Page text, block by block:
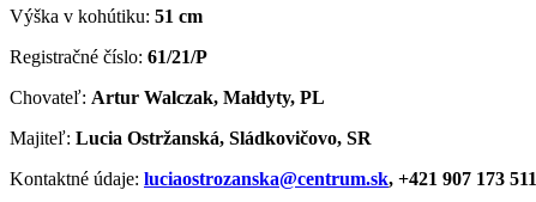
Výška v kohútiku: 51 cm
Registračné číslo: 61/21/P
Chovateľ: Artur Walczak, Małdyty, PL
Majiteľ: Lucia Ostržanská, Sládkovičovo, SR
Kontaktné údaje: luciaostrozanska@centrum.sk, +421 907 173 511